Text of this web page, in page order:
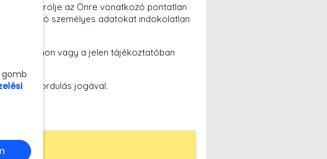
nélkül törölje az Önre vonatkozó pontatlan
vonatkozó személyes adatokat indokolatlan
telefonon vagy a jelen tájékoztatóban
fordulás jogával.
gomb